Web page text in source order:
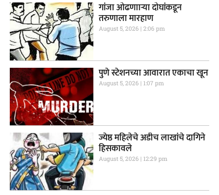
गांजा ओढणााऱ्या दोघांकडून
तरुणाला मारहाण
August 5, 2026 2:06 pm
पुणे स्टेशनच्या आवारात एकाचा खून
August 5, 2026 1:07 pm
ज्येष्ठ महिलेचे अडीच लाखांचे दागिने
हिसकावले
August 5, 2026 12:29 pm